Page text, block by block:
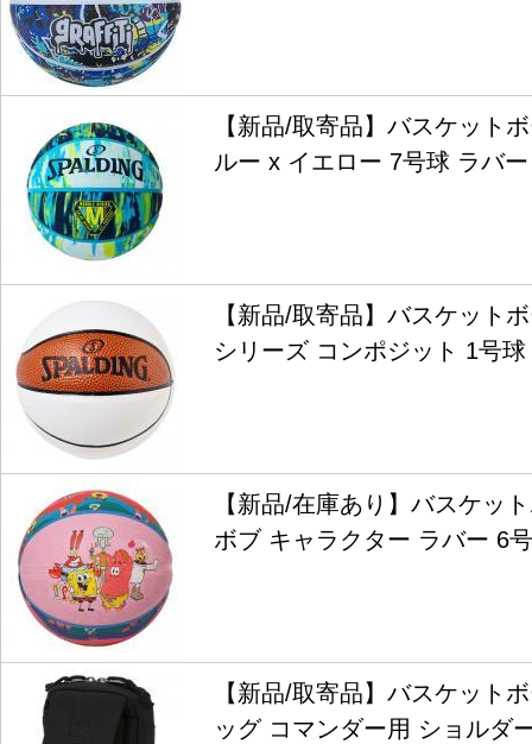
【新品/取寄品】バスケット
ルー x イエロー 7号球 ラバ
【新品/取寄品】バスケット
シリーズ コンポジット 1号
【新品/在庫あり】バスケッ
ボブ キャラクター ラバー 6
【新品/取寄品】バスケット
ッグ コマンダー用 ショルダ